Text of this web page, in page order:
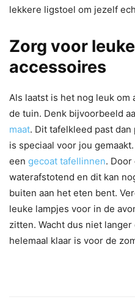
lekkere ligstoel om jezelf
Zorg voor
accessoires
Als laatst is het nog leuk
de tuin. Denk bijvoorbeeld
maat. Dit tafelkleed past
is speciaal voor jou
een gecoat tafellinnen.
waterafstotend en dit kan
buiten aan het eten bent.
leuke lampjes voor in de
zitten. Wacht dus niet
helemaal klaar is voor de